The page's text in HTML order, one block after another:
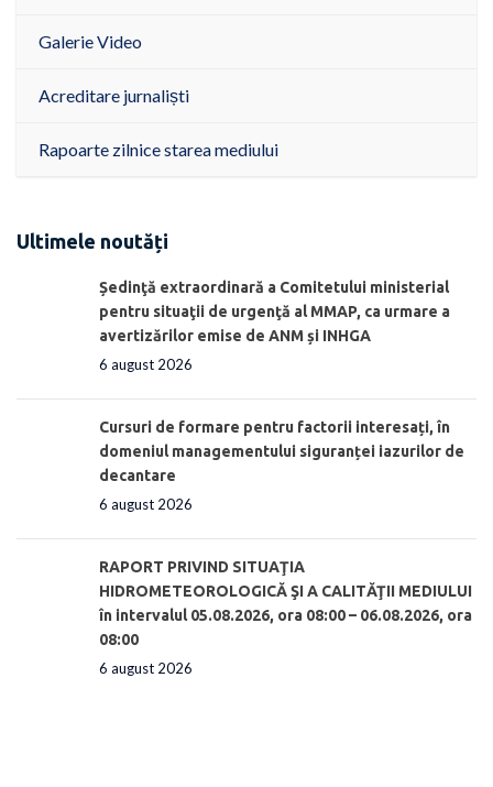
Galerie Video
Acreditare jurnaliști
Rapoarte zilnice starea mediului
Ultimele noutăți
Ședinţă extraordinară a Comitetului ministerial
pentru situaţii de urgenţă al MMAP, ca urmare a
avertizărilor emise de ANM și INHGA
6 august 2026
Cursuri de formare pentru factorii interesați, în
domeniul managementului siguranței iazurilor de
decantare
6 august 2026
RAPORT PRIVIND SITUAŢIA
HIDROMETEOROLOGICĂ ŞI A CALITĂŢII MEDIULUI
în intervalul 05.08.2026, ora 08:00 – 06.08.2026, ora
08:00
6 august 2026